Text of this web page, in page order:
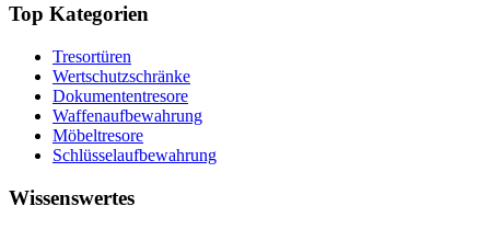
Top Kategorien
Tresortüren
Wertschutzschränke
Dokumententresore
Waffenaufbewahrung
Möbeltresore
Schlüsselaufbewahrung
Wissenswertes